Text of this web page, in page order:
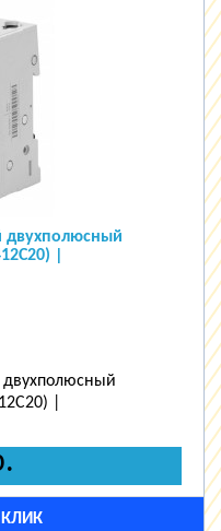
двухполюсный
|
двухполюсный
|
КЛИК